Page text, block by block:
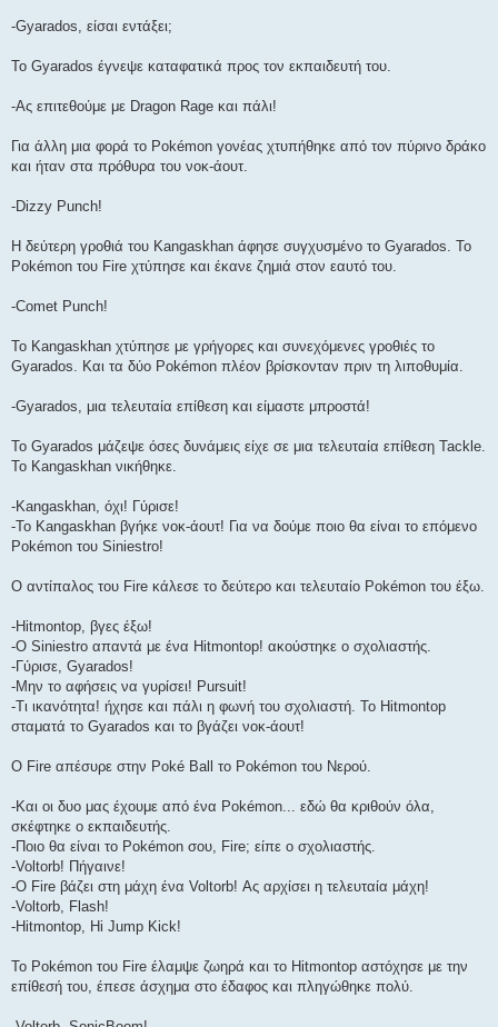
-Gyarados, είσαι εντάξει;
Το Gyarados έγνεψε καταφατικά προς τον εκπαιδευτή του.
-Ας επιτεθούμε με Dragon Rage και πάλι!
Για άλλη μια φορά το Pokémon γονέας χτυπήθηκε από τον πύρινο δράκο
και ήταν στα πρόθυρα του νοκ-άουτ.
-Dizzy Punch!
Η δεύτερη γροθιά του Kangaskhan άφησε συγχυσμένο το Gyarados. To
Pokémon του Fire χτύπησε και έκανε ζημιά στον εαυτό του.
-Comet Punch!
Το Kangaskhan χτύπησε με γρήγορες και συνεχόμενες γροθιές το
Gyarados. Και τα δύο Pokémon πλέον βρίσκονταν πριν τη λιποθυμία.
-Gyarados, μια τελευταία επίθεση και είμαστε μπροστά!
Το Gyarados μάζεψε όσες δυνάμεις είχε σε μια τελευταία επίθεση Tackle.
Το Kangaskhan νικήθηκε.
-Kangaskhan, όχι! Γύρισε!
-To Kangaskhan βγήκε νοκ-άουτ! Για να δούμε ποιο θα είναι το επόμενο
Pokémon του Siniestro!
Ο αντίπαλος του Fire κάλεσε το δεύτερο και τελευταίο Pokémon του έξω.
-Hitmontop, βγες έξω!
-O Siniestro απαντά με ένα Hitmontop! ακούστηκε ο σχολιαστής.
-Γύρισε, Gyarados!
-Μην το αφήσεις να γυρίσει! Pursuit!
-Τι ικανότητα! ήχησε και πάλι η φωνή του σχολιαστή. To Hitmontop
σταματά το Gyarados και το βγάζει νοκ-άουτ!
Ο Fire απέσυρε στην Poké Ball το Pokémon του Νερού.
-Και οι δυο μας έχουμε από ένα Pokémon... εδώ θα κριθούν όλα,
σκέφτηκε ο εκπαιδευτής.
-Ποιο θα είναι το Pokémon σου, Fire; είπε ο σχολιαστής.
-Voltorb! Πήγαινε!
-Ο Fire βάζει στη μάχη ένα Voltorb! Ας αρχίσει η τελευταία μάχη!
-Voltorb, Flash!
-Hitmontop, Hi Jump Kick!
Το Pokémon του Fire έλαμψε ζωηρά και το Hitmontop αστόχησε με την
επίθεσή του, έπεσε άσχημα στο έδαφος και πληγώθηκε πολύ.